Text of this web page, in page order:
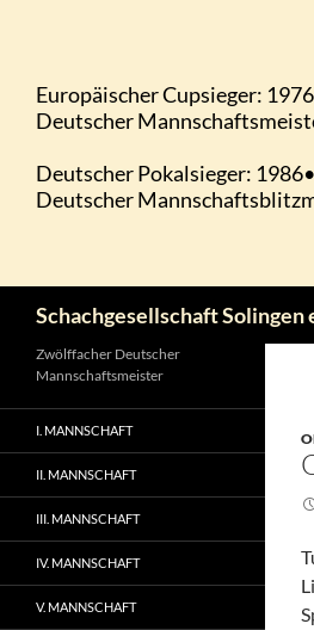
Schachgesellschaft Solingen
Zwölffacher Deutscher
Mannschaftsmeister
I. MANNSCHAFT
II. MANNSCHAFT
III. MANNSCHAFT
IV. MANNSCHAFT
V. MANNSCHAFT